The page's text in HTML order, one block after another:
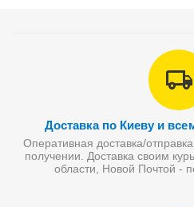
Доставка по Киеву и
Оперативная доставка/
получении. Доставка своим
области, Новой Почтой -